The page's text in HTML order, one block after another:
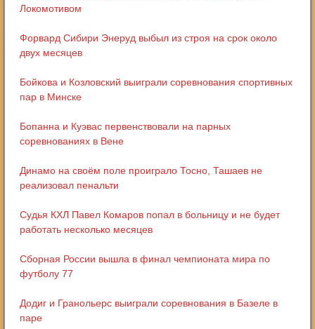
Локомотивом
Форвард Сибири Энеруд выбыл из строя на срок около
двух месяцев
Бойкова и Козловский выиграли соревнования спортивных
пар в Минске
Бопанна и Куэвас первенствовали на парных
соревнованиях в Вене
Динамо на своём поле проиграло Тосно, Ташаев не
реализовал пенальти
Судья КХЛ Павел Комаров попал в больницу и не будет
работать несколько месяцев
Сборная России вышла в финал чемпионата мира по
футболу 77
Додиг и Гранольерс выиграли соревнования в Базеле в
паре